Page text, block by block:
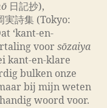
日記抄),
実詩集 (Tokyo:
‘kant-en-
voor sōzaiya
kant-en-klare
bulken onze
bij mijn weten
woord voor.